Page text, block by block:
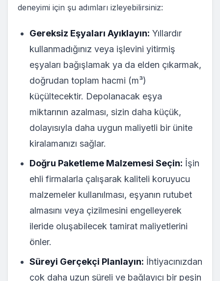
deneyimi için şu adımları izleyebilirsiniz:
Gereksiz Eşyaları Ayıklayın: Yıllardır
kullanmadığınız veya işlevini yitirmiş
eşyaları bağışlamak ya da elden çıkarmak,
doğrudan toplam hacmi (m³)
küçültecektir. Depolanacak eşya
miktarının azalması, sizin daha küçük,
dolayısıyla daha uygun maliyetli bir ünite
kiralamanızı sağlar.
Doğru Paketleme Malzemesi Seçin: İşin
ehli firmalarla çalışarak kaliteli koruyucu
malzemeler kullanılması, eşyanın rutubet
almasını veya çizilmesini engelleyerek
ileride oluşabilecek tamirat maliyetlerini
önler.
Süreyi Gerçekçi Planlayın: İhtiyacınızdan
çok daha uzun süreli ve bağlayıcı bir peşin